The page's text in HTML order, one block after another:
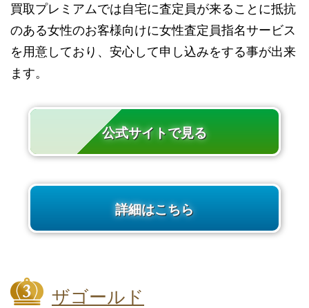
買取プレミアムでは自宅に査定員が来ることに抵抗
のある女性のお客様向けに女性査定員指名サービス
を用意しており、安心して申し込みをする事が出来
ます。
公式サイトで見る
詳細はこちら
ザゴールド